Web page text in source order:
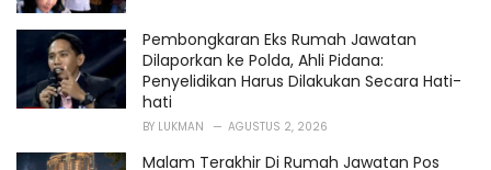
Pembongkaran Eks Rumah Jawatan
Dilaporkan ke Polda, Ahli Pidana:
Penyelidikan Harus Dilakukan Secara Hati-
hati
BY LUKMAN AGUSTUS 2, 2026
Malam Terakhir Di Rumah Jawatan Pos